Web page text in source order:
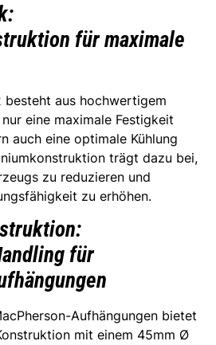
für maximale
besteht aus hochwertigem
eine maximale Festigkeit
auch eine optimale Kühlung
trägt dazu bei,
zu reduzieren und
zu erhöhen.
für
Aufhängungen bietet
mit einem 45mm Ø